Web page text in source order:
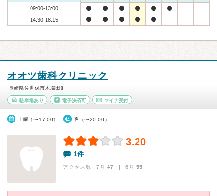
09:00-13:00
14:30-18:15
オオツ歯科クリニック
長崎県佐世保市木場田町
駐車場あり 電子決済可 マイナ受付
土曜（〜17:00） 夜（〜20:00）
3.20
1件
アクセス数 7月:47 | 6月:55